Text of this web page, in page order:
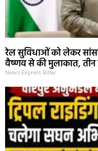
रेल सुविधाओं को लेकर सांसद
वैष्णव से की मुलाकात, तीन
News Express Bihar